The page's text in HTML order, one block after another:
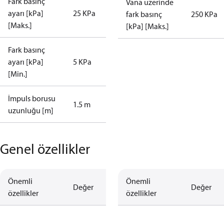
ayarı [kPa]
[Maks.]
25 KPa
Fark basınç
ayarı [kPa]
[Min.]
5 KPa
İmpuls borusu
uzunluğu [m]
1.5 m
Vana üzerinde
fark basınç
[kPa] [Maks.]
250 KPa
Genel özellikler
Önemli
özellikler
Değer
Önemli
özellikler
Değer